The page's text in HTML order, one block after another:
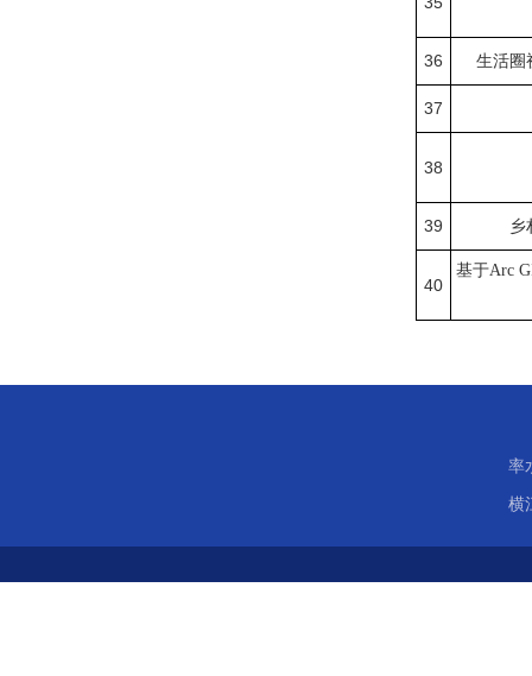
36 生活圈
37
38
39 乡
40
基于Arc
率
横